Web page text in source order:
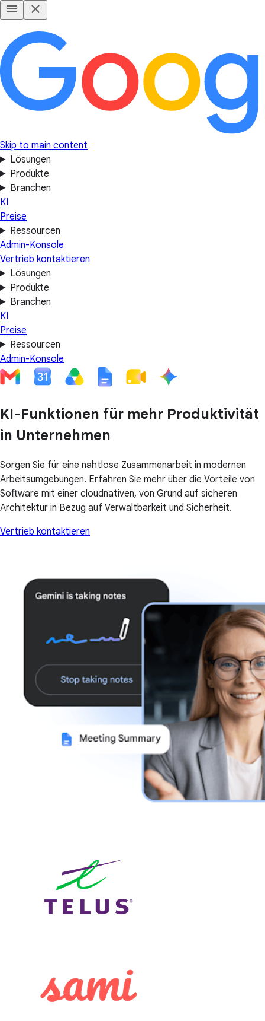
Skip to main content
Lösungen
Produkte
Branchen
KI
Preise
Ressourcen
Admin-Konsole
Vertrieb kontaktieren
Lösungen
Produkte
Branchen
KI
Preise
Ressourcen
Admin-Konsole
KI-Funktionen für mehr Produktivität
in Unternehmen
Sorgen Sie für eine nahtlose Zusammenarbeit in modernen
Arbeitsumgebungen. Erfahren Sie mehr über die Vorteile von
Software mit einer cloudnativen, von Grund auf sicheren
Architektur in Bezug auf Verwaltbarkeit und Sicherheit.
Vertrieb kontaktieren